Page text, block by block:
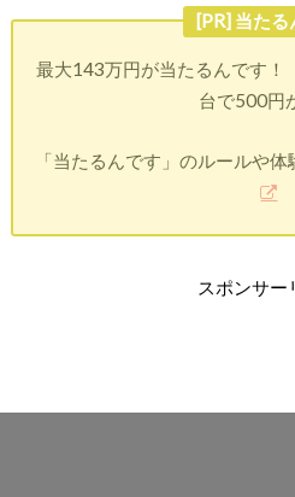
[PR] 当たる
最大143万円が当たるんです
台で500円
「当たるんです」のルールや
スポンサー